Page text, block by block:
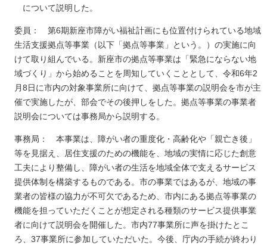
について説明した。
委員： 第6期新座市障がい福祉計画にも位置付けられている地域
生活支援拠点等事業（以下「拠点等事業」という。）の実施に向
けて取り組んでいる。新座市の拠点等事業は「緊急にならない地
域づくり」から始めることを周知していくこととして、令和6年2
月8日に市内の対象事業所に向けて、拠点等事業の説明会を市が主
催で実施したが、部会でその後押しをした。拠点等事業の事業者
説明会については事務局から説明する。
事務局： 本事業は、障がい者の重度化・高齢化や「親亡き後」
等を見据え、居住支援のための機能を、地域の実情に応じた創意
工夫により整備し、障がい者の生活を地域全体で支えるサービス
提供体制を構築するものである。市の事業ではあるが、地域の事
業者の皆様の協力が不可欠であるため、市内にある拠点等事業の
機能を担っていただくことが想定される種類のサービス提供事業
者に向けて説明会を開催した。市内77事業所に声を掛けたとこ
ろ、37事業所に参加していただいた。今後、庁内の手続が終わり